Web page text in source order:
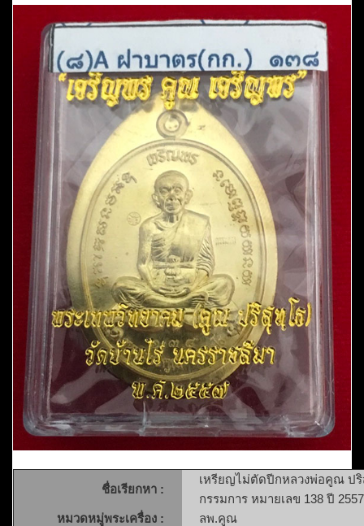
ชื่อเรียกหา :
เหรียญไม่ตัดปีกหลวงพ่อคูณ ป
กรรมการ หมายเลข 138 ปี 2557
หมวดหมู่พระเครื่อง :
ลพ.คูณ